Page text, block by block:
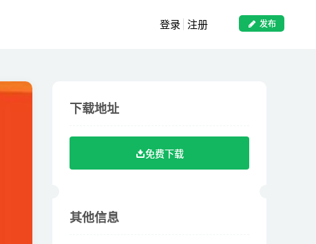
发布
登录 注册
免费下载
下载地址
免费下载
其他信息